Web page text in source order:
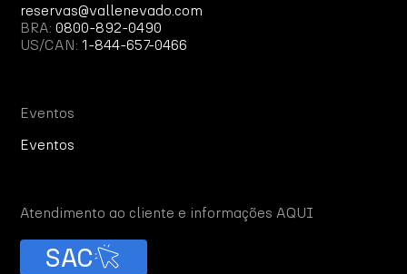
reservas@vallenevado.com
BRA:0800-892-0490
US/CAN:1-844-657-0466
Eventos
Eventos
Atendimento ao cliente e informações AQUI
SAC